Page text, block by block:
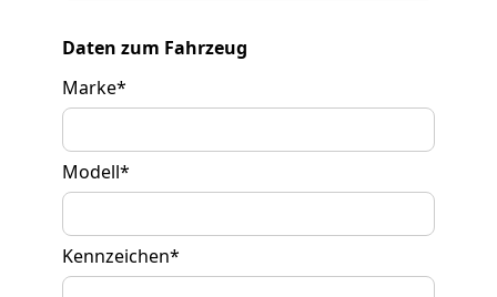
Daten zum Fahrzeug
Marke*
Modell*
Kennzeichen*